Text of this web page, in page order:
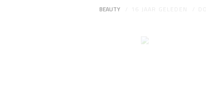
BEAUTY 16 JAAR GELEDEN